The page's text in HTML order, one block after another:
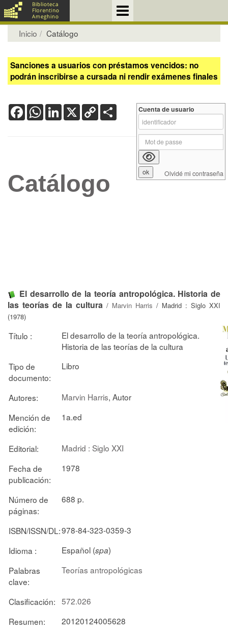
Inicio Catálogo
Sanciones a usuarios con préstamos vencidos: no
podrán inscribirse a cursada ni rendir exámenes finales
FacebookWhatsApp
LinkedIn
X Copy
Link
Catálogo
El desarrollo de la teoría antropológica. Historia de
las teorías de la cultura / Marvin Harris / Madrid : Siglo XXI
(1978)
Título :
El desarrollo de la teoría antropológica.
Historia de las teorías de la cultura
Tipo de
documento:
Libro
Autores: Marvin Harris, Autor
Mención de
edición:
1a.ed
Editorial:
Madrid : Siglo XXI
Fecha de
publicación:
1978
Número de
páginas:
688 p.
ISBN/ISSN/DL:978-84-323-0359-3
Idioma :
Español (spa)
Palabras
clave:
Teorías antropológicas
Clasificación: 572.026
Resumen:
20120124005628
Cuenta de usuario
Olvidé mi contraseña